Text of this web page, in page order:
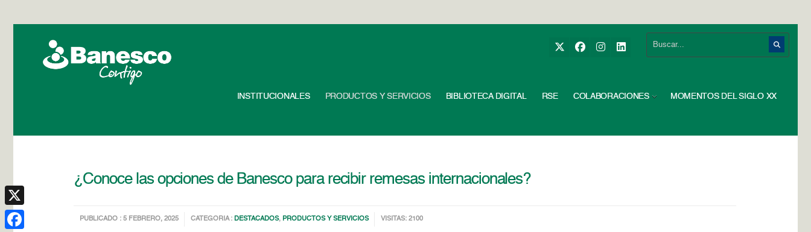
INSTITUCIONALES PRODUCTOS Y SERVICIOS BIBLIOTECA DIGITAL RSE COLABORACIONES MOMENTOS DEL SIGLO XX
¿Conoce las opciones de Banesco para recibir remesas internacionales?
PUBLICADO : 5 FEBRERO, 2025 CATEGORIA : DESTACADOS, PRODUCTOS Y SERVICIOS VISITAS: 2100
X